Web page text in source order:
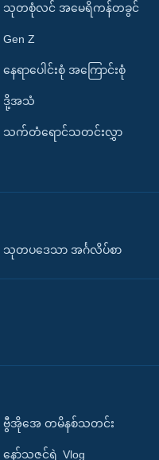
သုတစုံလင် အမေရိကန်တခွင်
Gen Z
နေရာပေါင်းစုံ အကြောင်းစုံ
ဒို့အသံ
သက်တံရောင်သတင်းလွှာ
သုတပဒေသာ အင်္ဂလိပ်စာ
ဗွီအိုအေ တမိနစ်သတင်း
နော်သဇင်ရဲ့ Vlog